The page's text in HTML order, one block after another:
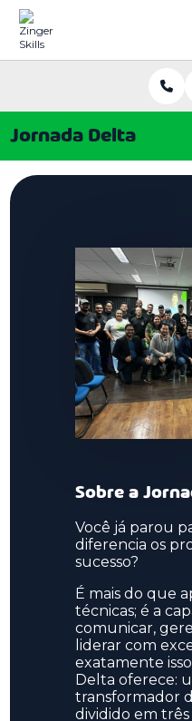
Jornada Delta
Sobre a
Você já parou
diferencia os
sucesso?
É mais do que
técnicas; é a
comunicar,
liderar com
exatamente
Delta oferece:
transformador
dividido em três